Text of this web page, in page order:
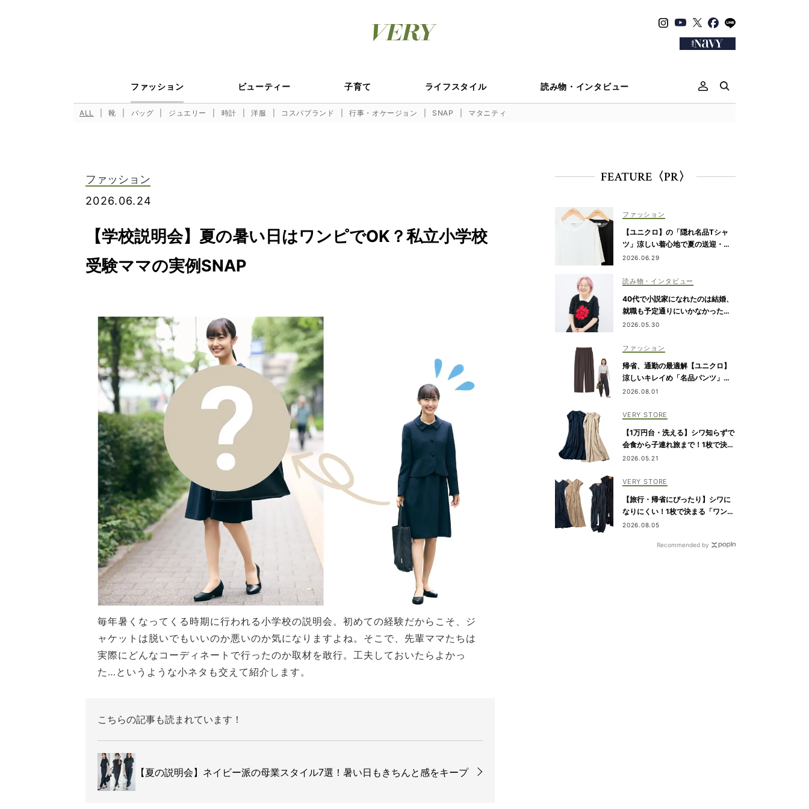
ファッション ビューティー 子育て ライフスタイル 読み物・インタビュー
ALL 靴 バッグ ジュエリー 時計 洋服 コスパブランド 行事・オケージョン SNAP マタニティ
ファッション
2026.06.24
【学校説明会】夏の暑い日はワンピでOK？私立小学校
受験ママの実例SNAP
毎年暑くなってくる時期に行われる小学校の説明会。初めての経験だからこそ、ジ
ャケットは脱いでもいいのか悪いのか気になりますよね。そこで、先輩ママたちは
実際にどんなコーディネートで行ったのか取材を敢行。工夫しておいたらよかっ
た…というような小ネタも交えて紹介します。
こちらの記事も読まれています！
【夏の説明会】ネイビー派の母業スタイル7選！暑い日もきちんと感をキープ
FEATURE〈PR〉
ファッション
【ユニクロ】の「隠れ名品Tシャ
ツ」涼しい着心地で夏の送迎・公
園にぴったり！
2026.06.29
読み物・インタビュー
40代で小説家になれたのは結婚、
就職も予定通りにいかなかったか
ら【朝倉かすみさん】
2026.05.30
ファッション
帰省、通勤の最適解【ユニクロ】
涼しいキレイめ「名品パンツ」は
ブラウンが使える！
2026.08.01
VERY STORE
【1万円台・洗える】シワ知らずで
会食から子連れ旅まで！1枚で決ま
る『リボンワンピース』
2026.05.21
VERY STORE
【旅行・帰省にぴったり】シワに
なりにくい！1枚で決まる「ワンピ
&オールインワン」2選
2026.08.05
Recommended by